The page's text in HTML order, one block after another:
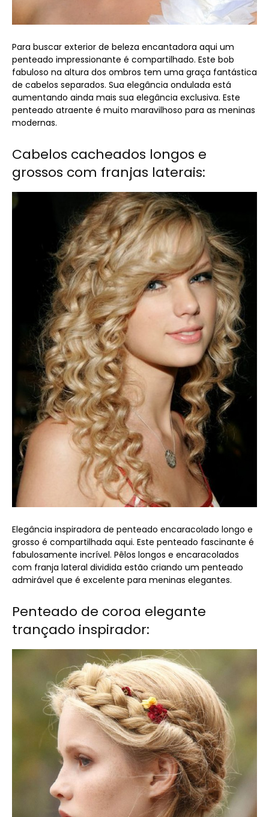
Para buscar exterior de beleza encantadora aqui um
penteado impressionante é compartilhado. Este bob
fabuloso na altura dos ombros tem uma graça fantástica
de cabelos separados. Sua elegância ondulada está
aumentando ainda mais sua elegância exclusiva. Este
penteado atraente é muito maravilhoso para as meninas
modernas.
Cabelos cacheados longos e
grossos com franjas laterais:
Elegância inspiradora de penteado encaracolado longo e
grosso é compartilhada aqui. Este penteado fascinante é
fabulosamente incrível. Pêlos longos e encaracolados
com franja lateral dividida estão criando um penteado
admirável que é excelente para meninas elegantes.
Penteado de coroa elegante
trançado inspirador: